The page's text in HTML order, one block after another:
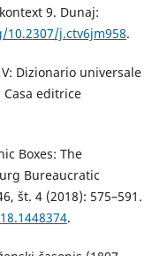
9. Dunaj:
j.ctv6jm958.
Dizionario universale
editrice
Boxes: The
Bureaucratic
št. 4 (2018): 575–591.
.